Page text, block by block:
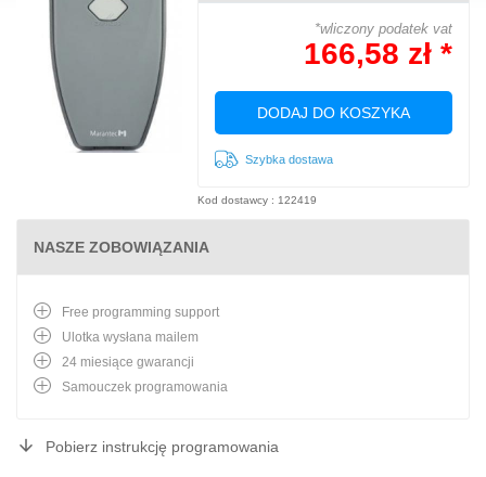
*wliczony podatek vat
166,58 zł *
DODAJ DO KOSZYKA
Szybka dostawa
Kod dostawcy : 122419
NASZE ZOBOWIĄZANIA
Free programming support
Ulotka wysłana mailem
24 miesiące gwarancji
Samouczek programowania
Pobierz instrukcję programowania